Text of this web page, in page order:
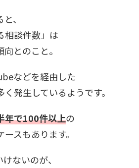
、
相談件数」は
とのこと。
などを経由した
発生しているようです。
年で100件以上の
スもあります。
ないのが、